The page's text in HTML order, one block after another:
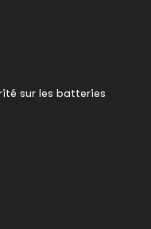
sur les batteries